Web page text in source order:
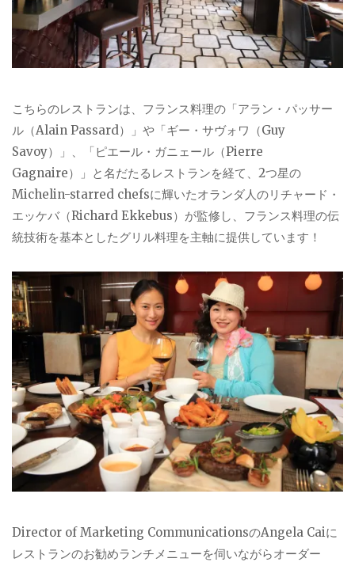
こちらのレストランは、フランス料理の「アラン・パッサー
ル（Alain Passard）」や「ギー・サヴォワ（Guy
Savoy）」、「ピエール・ガニェール（Pierre
Gagnaire）」と名だたるレストランを経て、2つ星の
Michelin-starred chefsに輝いたオランダ人のリチャード・
エッケバ（Richard Ekkebus）が監修し、フランス料理の伝
統技術を基本としたグリル料理を主軸に提供しています！
Director of Marketing CommunicationsのAngela Caiに
レストランのお勧めランチメニューを伺いながらオーダー